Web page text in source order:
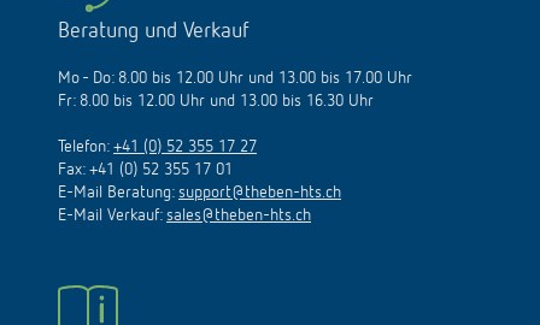
Beratung und Verkauf
Mo - Do: 8.00 bis 12.00 Uhr und 13.00 bis 17.00 Uhr
Fr: 8.00 bis 12.00 Uhr und 13.00 bis 16.30 Uhr
Telefon: +41 (0) 52 355 17 27
Fax: +41 (0) 52 355 17 01
E-Mail Beratung: support@theben-hts.ch
E-Mail Verkauf: sales@theben-hts.ch